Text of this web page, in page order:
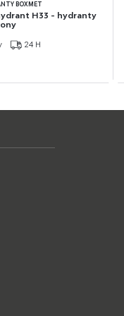
BOXMET
H33 - hydranty
24 H